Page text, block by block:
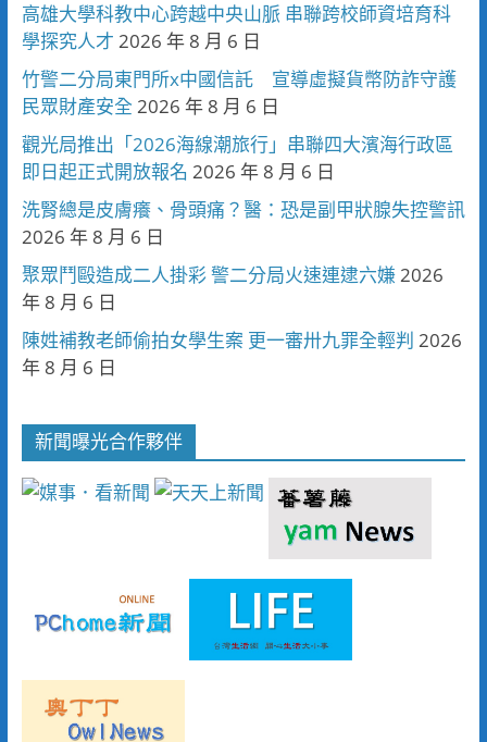
高雄大學科教中心跨越中央山脈 串聯跨校師資培育科
學探究人才 2026 年 8 月 6 日
竹警二分局東門所x中國信託 宣導虛擬貨幣防詐守護
民眾財產安全 2026 年 8 月 6 日
觀光局推出「2026海線潮旅行」串聯四大濱海行政區
即日起正式開放報名 2026 年 8 月 6 日
洗腎總是皮膚癢、骨頭痛？醫：恐是副甲狀腺失控警訊
2026 年 8 月 6 日
聚眾鬥毆造成二人掛彩 警二分局火速連逮六嫌2026
年 8 月 6 日
陳姓補教老師偷拍女學生案 更一審卅九罪全輕判 2026
年 8 月 6 日
新聞曝光合作夥伴